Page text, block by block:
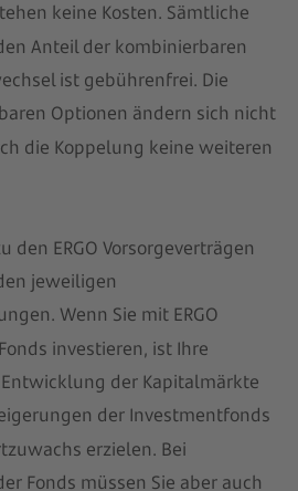
keine Kosten. Sämtliche
Anteil der kombinierbaren
ist gebührenfrei. Die
Optionen ändern sich nicht
die Koppelung keine weiteren
den ERGO Vorsorgeverträgen
jeweiligen
Wenn Sie mit ERGO
investieren, ist Ihre
der Kapitalmärkte
der Investmentfonds
erzielen. Bei
Fonds müssen Sie aber auch